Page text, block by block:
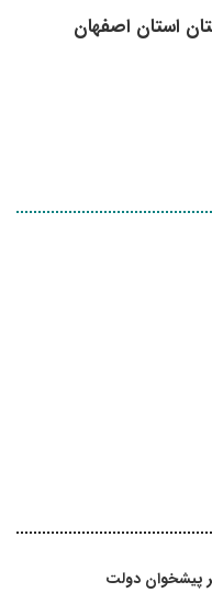
استان اصفهان
پیشخوان دولت